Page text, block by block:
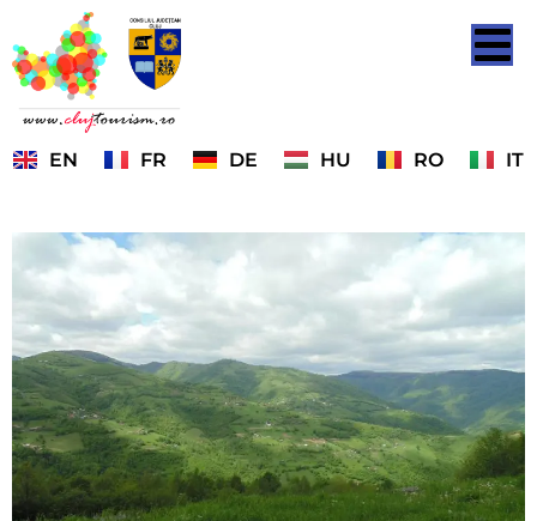
EN FR DE HU RO IT